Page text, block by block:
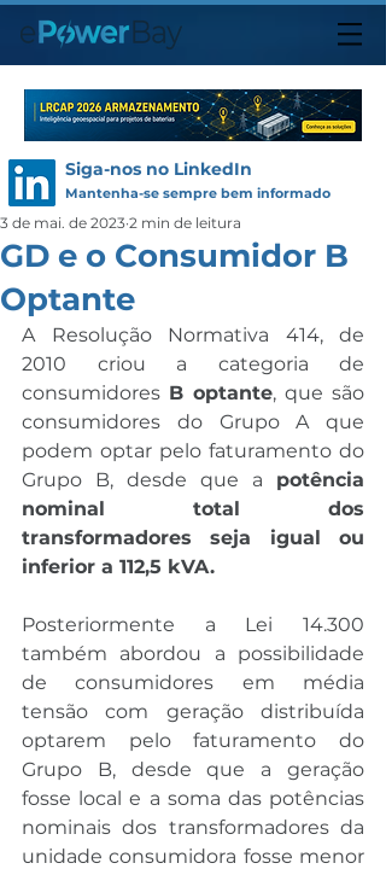
Siga-nos no LinkedIn
Mantenha-se sempre bem informado
GD e o Consumidor B
Optante
3 de mai. de 2023 2 min de leitura
A Resolução Normativa 414, de
2010 criou a categoria de
consumidores B optante, que são
consumidores do Grupo A que
podem optar pelo faturamento do
Grupo B, desde que a potência
nominal total dos
transformadores seja igual ou
inferior a 112,5 kVA.
Posteriormente a Lei 14.300
também abordou a possibilidade
de consumidores em média
tensão com geração distribuída
optarem pelo faturamento do
Grupo B, desde que a geração
fosse local e a soma das potências
nominais dos transformadores da
unidade consumidora fosse menor